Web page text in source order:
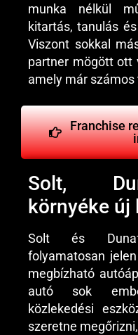
munka nélkül
kitartás, tanulás
Viszont sokkal
partner mögött ott
amely már
Franchise
Solt,
környéke új
Solt és
folyamatosan
megbízható
autó sok
közlekedési
szeretne